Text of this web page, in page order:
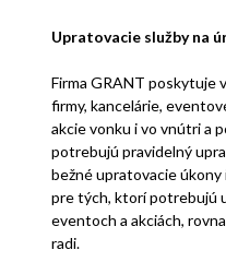
Upratovacie služby na
Firma GRANT poskytuje
firmy, kancelárie,
akcie vonku i vo vnútri a
potrebujú pravidelný
bežné upratovacie úkony
pre tých, ktorí potrebujú
eventoch a akciách,
radi.